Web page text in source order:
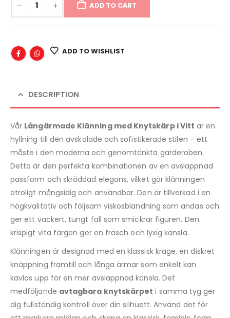
ADD TO CART
ADD TO WISHLIST
DESCRIPTION
Vår Långärmade Klänning med Knytskärp i Vitt är en
hyllning till den avskalade och sofistikerade stilen – ett
måste i den moderna och genomtänkta garderoben.
Detta är den perfekta kombinationen av en avslappnad
passform och skräddad elegans, vilket gör klänningen
otroligt mångsidig och användbar. Den är tillverkad i en
högkvalitativ och följsam viskosblandning som andas och
ger ett vackert, tungt fall som smickrar figuren. Den
krispigt vita färgen ger en fräsch och lyxig känsla.
Klänningen är designad med en klassisk krage, en diskret
knäppning framtill och långa ärmar som enkelt kan
kavlas upp för en mer avslappnad känsla. Det
medföljande avtagbara knytskärpet i samma tyg ger
dig fullständig kontroll över din silhuett. Använd det för